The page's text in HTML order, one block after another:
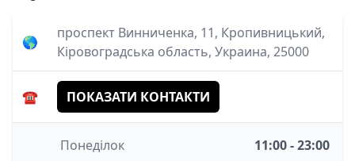
🌎
проспект Винниченка, 11, Кропивницький,
Кіровоградська область, Украина, 25000
☎️ ПОКАЗАТИ КОНТАКТИ
Понеділок
11:00 - 23:00